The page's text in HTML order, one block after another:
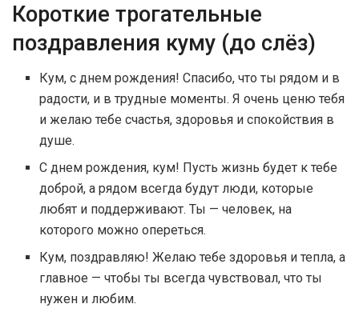
Короткие трогательные
поздравления куму (до слёз)
Кум, с днем рождения! Спасибо, что ты рядом и в
радости, и в трудные моменты. Я очень ценю тебя
и желаю тебе счастья, здоровья и спокойствия в
душе.
С днем рождения, кум! Пусть жизнь будет к тебе
доброй, а рядом всегда будут люди, которые
любят и поддерживают. Ты — человек, на
которого можно опереться.
Кум, поздравляю! Желаю тебе здоровья и тепла, а
главное — чтобы ты всегда чувствовал, что ты
нужен и любим.